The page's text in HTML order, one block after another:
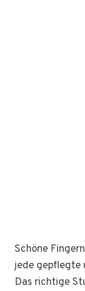
Schöne
jede gepflegte
Das richtige